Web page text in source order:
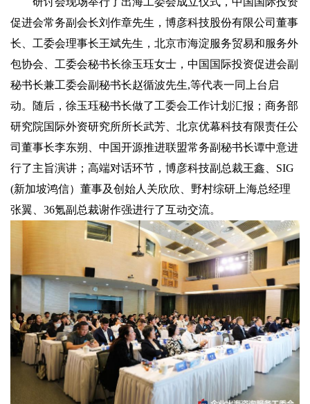
促进会常务副会长刘作章先生，博彦科技股份有限公司董事
长、工委会理事长王斌先生，北京市海淀服务贸易和服务外
包协会、工委会秘书长徐玉珏女士，中国国际投资促进会副
秘书长兼工委会副秘书长赵循波先生,等代表一同上台启
动。随后，徐玉珏秘书长做了工委会工作计划汇报；商务部
研究院国际外资研究所所长武芳、北京优幕科技有限责任公
司董事长李东朔、中国开源推进联盟常务副秘书长谭中意进
行了主旨演讲；高端对话环节，博彦科技副总裁王鑫、SIG
(新加坡鸿信）董事及创始人关欣欣、野村综研上海总经理
张翼、36氪副总裁谢作强进行了互动交流。